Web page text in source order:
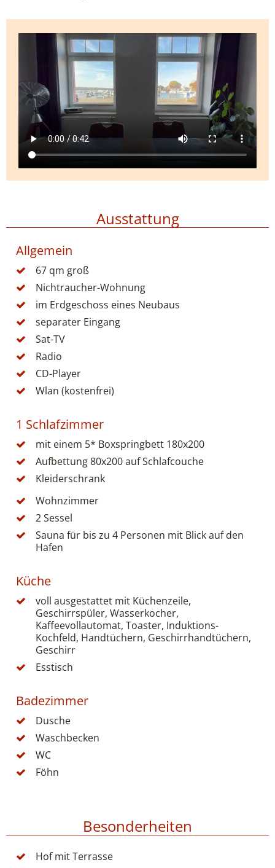
Ausstattung
Allgemein
67 qm groß
Nichtraucher-Wohnung
im Erdgeschoss eines Neubaus
separater Eingang
Sat-TV
Radio
CD-Player
Wlan (kostenfrei)
1 Schlafzimmer
mit einem 5* Boxspringbett 180x200
Aufbettung 80x200 auf Schlafcouche
Kleiderschrank
Wohnzimmer
2 Sessel
Sauna für bis zu 4 Personen mit Blick auf den
Hafen
Küche
voll ausgestattet mit Küchenzeile,
Geschirrspüler, Wasserkocher,
Kaffeevollautomat, Toaster, Induktions-
Kochfeld, Handtüchern, Geschirrhandtüchern,
Geschirr
Esstisch
Badezimmer
Dusche
Waschbecken
WC
Föhn
Besonderheiten
Hof mit Terrasse